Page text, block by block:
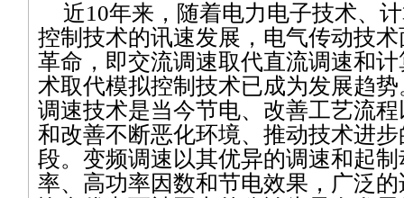
近10年来，随着电力电子技术、
控制技术的讯速发展，电气传动技
革命，即交流调速取代直流调速和
术取代模拟控制技术已成为发展趋
调速技术是当今节电、改善工艺流
和改善不断恶化环境、推动技术进
段。变频调速以其优异的调速和起
率、高功率因数和节电效果，广泛